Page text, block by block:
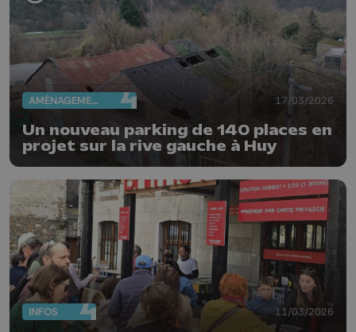
AMÉNAGEMENT DU TERRITOIRE 17/03/2026
Un nouveau parking de 140 places en
projet sur la rive gauche à Huy
INFOS 11/03/2026